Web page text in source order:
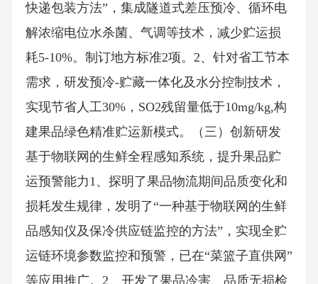
快递包装方法”，集成隧道式差压预冷、循环电
解浓缩电位水杀菌、气调等技术，减少贮运损
耗5-10%。制订地方标准2项。2、针对省工节本
需求，研发预冷-贮藏一体化及水分控制技术，
实现节省人工30%，SO2残留量低于10mg/kg,构
建果品绿色精准贮运新模式。（三）创新研发
基于物联网的生鲜全程感知系统，提升果品贮
运预警能力1、探明了果品物流期间品质变化和
损耗发生规律，发明了“一种基于物联网的生鲜
品感知仪及保冷供应链监控的方法”，实现全贮
运链环境参数监控和预警，已在“菜篮子直供网”
等应用推广。2、开发了果品冷害、品质无损检